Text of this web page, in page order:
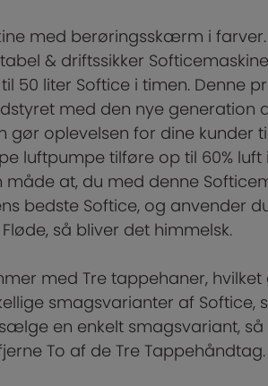
med berøringsskærm i farver.
& driftssikker
50 liter Softice i timen. Denne
med den nye generation
gør oplevelsen for dine kunder
luftpumpe tilføre op til 60% luft
måde at, du med denne
bedste Softice, og anvender
så bliver det himmelsk.
med Tre tappehaner, hvilket
smagsvarianter af Softice,
en enkelt smagsvariant,
To af de Tre Tappehåndtag.